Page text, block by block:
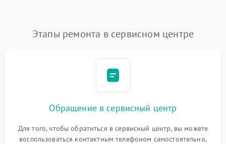
Этапы ремонта в сервисном центре
Обращение в сервисный центр
Для того, чтобы обратиться в сервисный центр, вы можете
воспользоваться контактным телефоном самостоятельно,